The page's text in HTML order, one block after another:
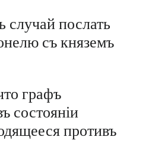
случай послать
съ княземъ
графъ
состояніи
противъ